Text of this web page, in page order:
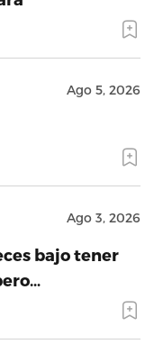
Ago 5, 2026
Ago 3, 2026
bajo tener